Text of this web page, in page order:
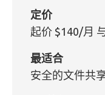
定价
起价 $140/月
最适合
安全的文件共